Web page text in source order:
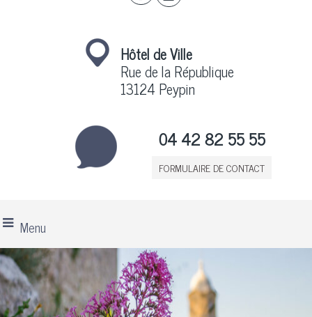
Hôtel de Ville
Rue de la République
13124 Peypin
04 42 82 55 55
FORMULAIRE DE CONTACT
Menu